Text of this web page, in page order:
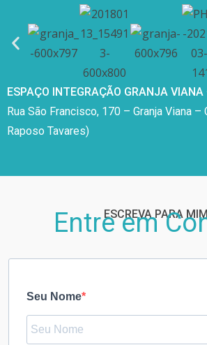
ESPAÇO INTEGRAÇÃO GRANJA VIANA
Rua São Francisco, 170 – Granja Viana –
Raposo Tavares)
ESCREVA PARA
Entre em
Seu Nome